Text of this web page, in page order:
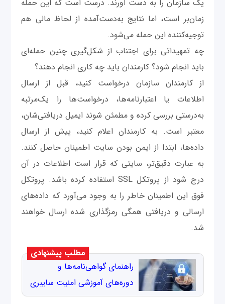
یک سازمان را به دست آورند. درست است که این حمله
زمان‌بر است، اما نتایج به‌دست‌آمده از لحاظ مالی هم
توجیه‌کننده این حمله می‌شود.
چه تمهیداتی برای اجتناب از شکل‌گیری چنین حمله‌ای
باید انجام شود؟ کارمندان باید چه کاری انجام دهند؟
از کارمندان سازمان درخواست کنید، قبل از ارسال
اطلاعات یا اعتبارنامه‌ها، درخواست‌ها را یک‌مرتبه
به‌درستی بررسی کرده و مطمئن شوند ایمیل دریافتی‌شان،
معتبر است. به کارمندان اعلام کنید، پیش از ارسال
داده‌ها، ابتدا از ایمن بودن سایت اطمینان حاصل کنند.
به عبارت دقیق‌تر، سایتی که قرار است اطلاعات در آن
درج شود از پروتکل SSL استفاده کرده باشد. پروتکل
فوق این اطمینان خاطر را به وجود می‌آورد که داده‌های
ارسالی و دریافتی همگی رمزگذاری شده ارسال خواهند
شد.
مطلب پیشنهادی
راهنمای گواهی‌نامه‌ها و
دوره‌های آموزشی امنیت سایبری